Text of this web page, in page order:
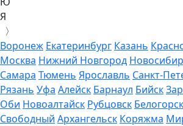
Я
〉
Воронеж Екатеринбург Казань
Москва Нижний Новгород
Самара Тюмень Ярославль Санкт-
Рязань Уфа Алейск Барнаул Бийск
Оби Новоалтайск Рубцовск Белогорск
Свободный Архангельск Коряжма